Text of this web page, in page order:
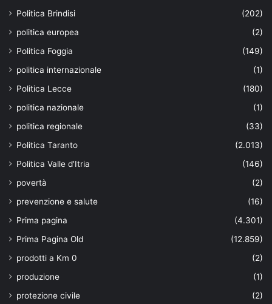
Politica Brindisi
(202)
politica europea
(2)
Politica Foggia
(149)
politica internazionale
(1)
Politica Lecce
(180)
politica nazionale
(1)
politica regionale
(33)
Politica Taranto
(2.013)
Politica Valle d'Itria
(146)
povertà
(2)
prevenzione e salute
(16)
Prima pagina
(4.301)
Prima Pagina Old
(12.859)
prodotti a Km 0
(2)
produzione
(1)
protezione civile
(2)